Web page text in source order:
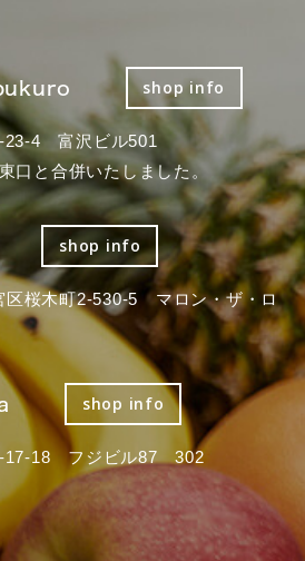
shop info
23-4 富沢ビル501
口と合併いたしました。
shop info
区桜木町2-530-5 マロン・ザ・ロ
shop info
17-18 フジビル87 302